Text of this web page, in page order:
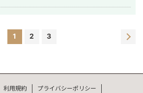
1 2 3
利用規約 プライバシーポリシー